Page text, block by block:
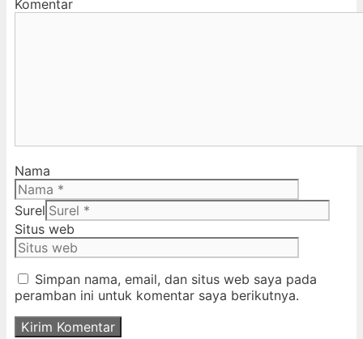
Komentar
Nama
Surel
Situs web
Simpan nama, email, dan situs web saya pada
peramban ini untuk komentar saya berikutnya.